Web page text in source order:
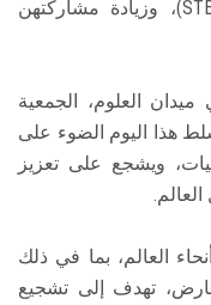
والتكنولوجيا والهندسة والرياضيات (STEM)، وزيادة مشاركتهن
العلوم، الجمعية
المتحدة في عام 2015، ويسلط هذا اليوم الضوء على
ويشجع على تعزيز
العالم، بما في ذلك
تهدف إلى تشجيع